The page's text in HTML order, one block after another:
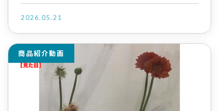
2026.05.21
商品紹介動画